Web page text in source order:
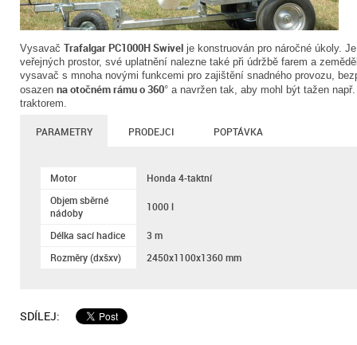
Vysavač Trafalgar PC1000H Swivel je konstruován pro náročné úkoly.
veřejných prostor, své uplatnění nalezne také při údržbě farem a
vysavač s mnoha novými funkcemi pro zajištění snadného provozu,
osazen na otočném rámu o 360° a navržen tak, aby mohl být tažen
traktorem.
PARAMETRY PRODEJCI POPTÁVKA
Motor
Honda 4-taktní
Objem sběrné
nádoby
1000 l
Délka sací hadice
3 m
Rozměry (dxšxv)
2450x1100x1360 mm
SDÍLEJ: